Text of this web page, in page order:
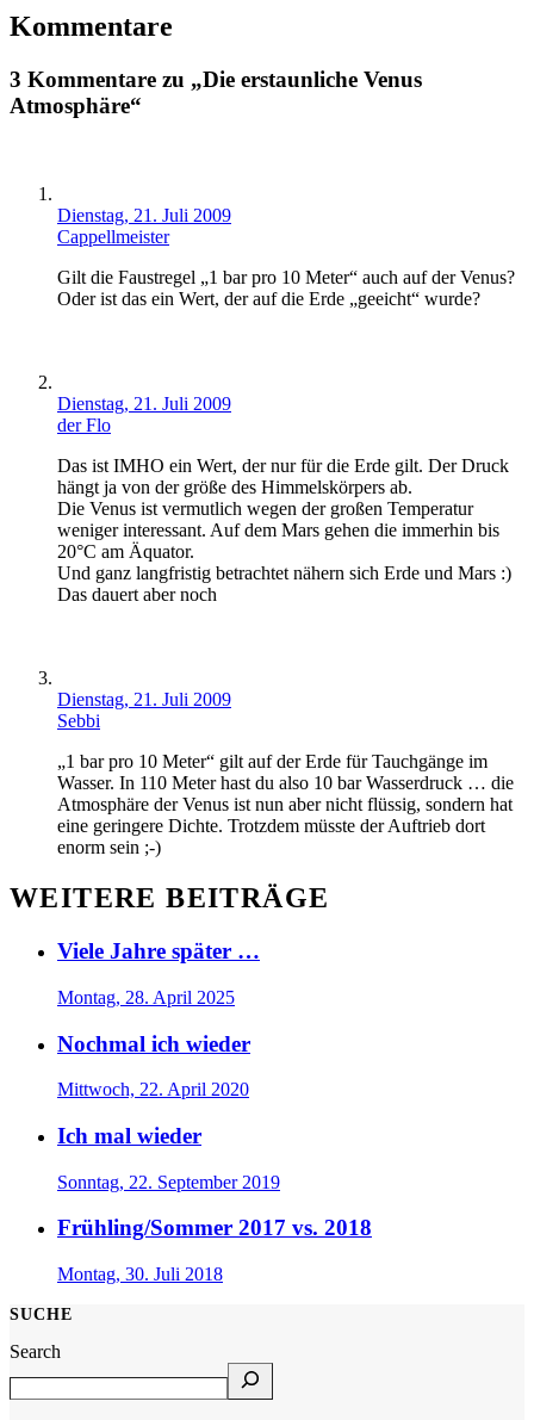
Kommentare
3 Kommentare zu „Die erstaunliche Venus
Atmosphäre“
Dienstag, 21. Juli 2009
Cappellmeister
Gilt die Faustregel „1 bar pro 10 Meter“ auch auf der Venus?
Oder ist das ein Wert, der auf die Erde „geeicht“ wurde?
Dienstag, 21. Juli 2009
der Flo
Das ist IMHO ein Wert, der nur für die Erde gilt. Der Druck
hängt ja von der größe des Himmelskörpers ab.
Die Venus ist vermutlich wegen der großen Temperatur
weniger interessant. Auf dem Mars gehen die immerhin bis
20°C am Äquator.
Und ganz langfristig betrachtet nähern sich Erde und Mars :)
Das dauert aber noch
Dienstag, 21. Juli 2009
Sebbi
„1 bar pro 10 Meter“ gilt auf der Erde für Tauchgänge im
Wasser. In 110 Meter hast du also 10 bar Wasserdruck … die
Atmosphäre der Venus ist nun aber nicht flüssig, sondern hat
eine geringere Dichte. Trotzdem müsste der Auftrieb dort
enorm sein ;-)
WEITERE BEITRÄGE
Viele Jahre später …
Montag, 28. April 2025
Nochmal ich wieder
Mittwoch, 22. April 2020
Ich mal wieder
Sonntag, 22. September 2019
Frühling/Sommer 2017 vs. 2018
Montag, 30. Juli 2018
SUCHE
Search